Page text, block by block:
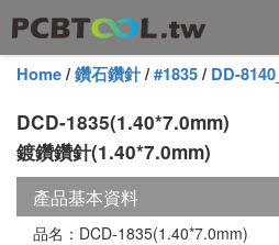
Home/鑽石鑽針/#1835/DD-
DCD-1835(1.40*7.0mm)
鍍鑽鑽針(1.40*7.0mm)
產品基本資料
品名：DCD-1835(1.40*7.0mm)